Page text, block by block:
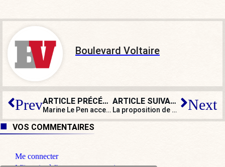
Boulevard Voltaire
Prev ARTICLE PRÉCÉDENT
Marine Le Pen accepte de débattre avec Éric Zemmour
ARTICLE SUIVANT
La proposition de primaire d’Anne Hidalgo fait un flop Next
VOS COMMENTAIRES
Me connecter